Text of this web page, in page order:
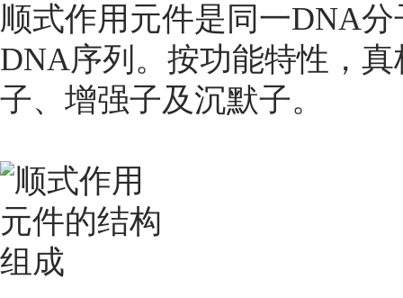
顺式作用元件是同一DNA
DNA序列。按功能特性，
子、增强子及沉默子。